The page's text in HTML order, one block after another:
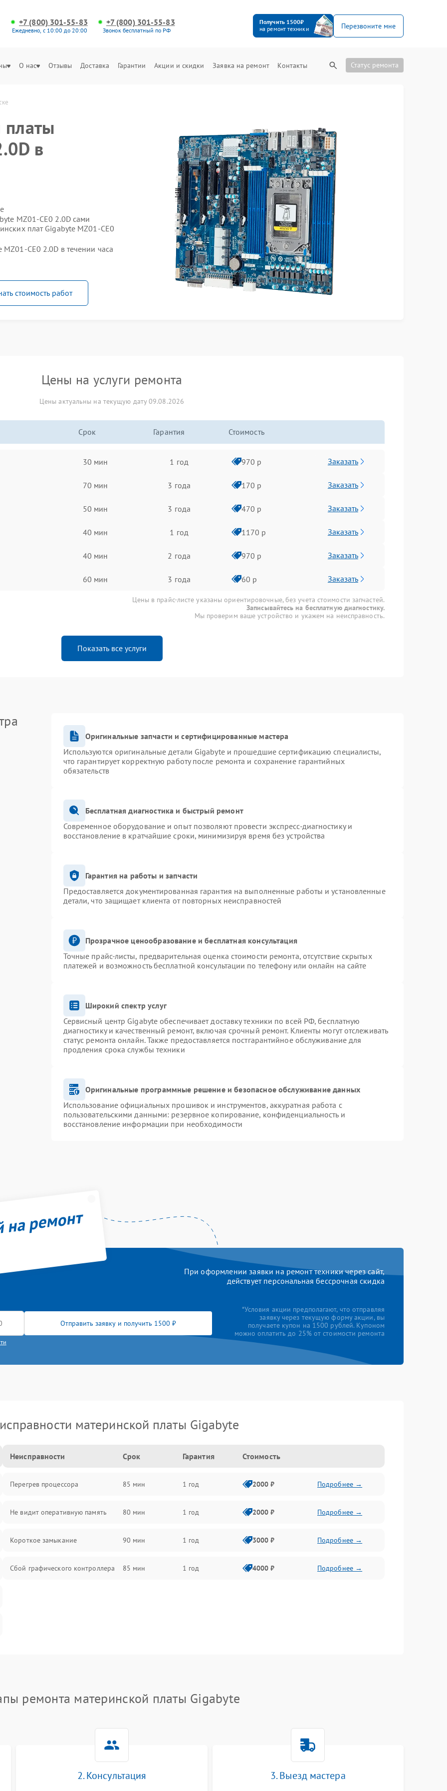
+7 (800) 301-55-83
Ежедневно, с 10:00 до 20:00
+7 (800) 301-55-83
Звонок бесплатный по РФ
Получить 1500₽
на ремонт техники
Перезвоните мне
О нас Отзывы Доставка Гарантии Акции и скидки Заявка на ремонт Контакты Статус ремонта
платы
в
MZ01-CE0 2.0D сами
плат Gigabyte MZ01-CE0
CE0 2.0D в течении часа
стоимость работ
Цены на услуги ремонта
Цены актуальны на текущую дату 09.08.2026
Срок Гарантия Стоимость
30 мин 1 год 970 р Заказать
70 мин 3 года 170 р Заказать
50 мин 3 года 470 р Заказать
40 мин 1 год 1170 р Заказать
40 мин 2 года 970 р Заказать
60 мин 3 года 60 р Заказать
Цены в прайс-листе указаны ориентировочные, без учета стоимости запчастей.
Записывайтесь на бесплатную диагностику.
Мы проверим ваше устройство и укажем на неисправность.
Показать все услуги
Оригинальные запчасти и сертифицированные мастера
Используются оригинальные детали Gigabyte и прошедшие сертификацию специалисты,
что гарантирует корректную работу после ремонта и сохранение гарантийных
обязательств
Бесплатная диагностика и быстрый ремонт
Современное оборудование и опыт позволяют провести экспресс-диагностику и
восстановление в кратчайшие сроки, минимизируя время без устройства
Гарантия на работы и запчасти
Предоставляется документированная гарантия на выполненные работы и установленные
детали, что защищает клиента от повторных неисправностей
Прозрачное ценообразование и бесплатная консультация
Точные прайс-листы, предварительная оценка стоимости ремонта, отсутствие скрытых
платежей и возможность бесплатной консультации по телефону или онлайн на сайте
Широкий спектр услуг
Сервисный центр Gigabyte обеспечивает доставку техники по всей РФ, бесплатную
диагностику и качественный ремонт, включая срочный ремонт. Клиенты могут отслеживать
статус ремонта онлайн. Также предоставляется постгарантийное обслуживание для
продления срока службы техники
Оригинальные программные решение и безопасное обслуживание данных
Использование официальных прошивок и инструментов, аккуратная работа с
пользовательскими данными: резервное копирование, конфиденциальность и
восстановление информации при необходимости
ремонт
При оформлении заявки на ремонт техники через сайт,
действует персональная бессрочная скидка
Отправить заявку и получить 1500 ₽
*Условия акции предполагают, что отправляя
заявку через текущую форму акции, вы
получаете купон на 1500 рублей. Купоном
можно оплатить до 25% от стоимости ремонта
материнской платы Gigabyte
Неисправности Срок Гарантия Стоимость
Перегрев процессора 85 мин 1 год 2000 ₽ Подробнее →
Не видит оперативную память 80 мин 1 год 2000 ₽ Подробнее →
Короткое замыкание 90 мин 1 год 3000 ₽ Подробнее →
Сбой графического контроллера 85 мин 1 год 4000 ₽ Подробнее →
ремонта материнской платы Gigabyte
2. Консультация 3. Выезд мастера